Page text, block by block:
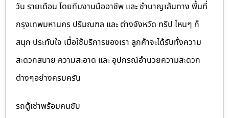
วัน รายเดือน โดยทีมงานมืออาชีพ และ ชำนาญเส้นทาง พื้นที่
กรุงเทพมหานคร ปริมณฑล และ ต่างจังหวัด ทริป ไหนๆ ก็
สนุก ประทับใจ เมื่อใช้บริการของเรา ลูกค้าจะได้รับทั้งความ
สะดวกสบาย ความสะอาด และ อุปกรณ์อำนวยความสะดวก
ต่างๆอย่างครบครัน
รถตู้เช่าพร้อมคนขับ